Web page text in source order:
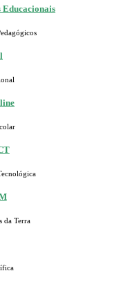
Educacionais
da Terra